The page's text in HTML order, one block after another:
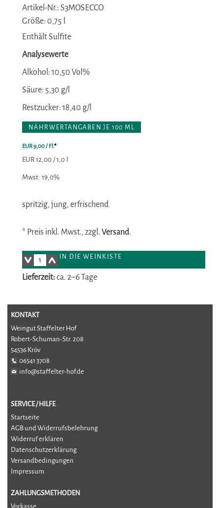
Artikel-Nr.: S3MOSECCO
Größe: 0,75 l
Enthält Sulfite
Analysewerte
Alkohol: 10,50 Vol%
Säure: 5,30 g/l
Restzucker: 18,40 g/l
NÄHRWERTANGABEN JE 100 ML
EUR 9,00/ Fl.*
EUR 12,00 / 1,0 l
Mwst: 19,0%
spritzig, jung, erfrischend
* Preis inkl. Mwst., zzgl. Versand.
IN DIE WEINKISTE
Lieferzeit:ca. 2–6 Tage
KONTAKT
Weingut Staffelter Hof
Robert-Schuman-Str. 208
54536 Kröv
06541 3708
info@staffelter-hof.de
SERVICE / HILFE
Startseite
AGB und Widerrufsbelehrung
Widerruf erklären
Datenschutzerklärung
Versandbedingungen
Impressum
ZAHLUNGSMETHODEN
Vorkasse